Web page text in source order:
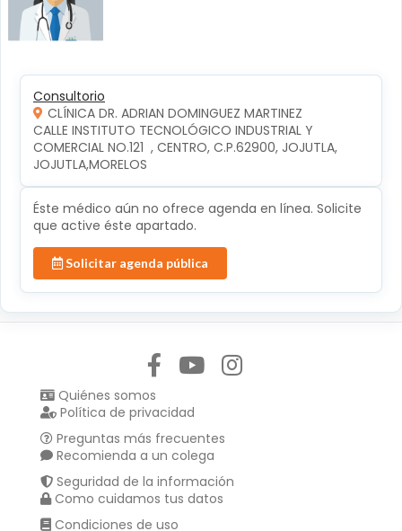
Consultorio
CLÍNICA DR. ADRIAN DOMINGUEZ MARTINEZ
CALLE INSTITUTO TECNOLÓGICO INDUSTRIAL Y
COMERCIAL NO.121  , CENTRO, C.P.62900, JOJUTLA,
JOJUTLA,MORELOS
Éste médico aún no ofrece agenda en línea. Solicite
que active éste apartado.
Solicitar agenda pública
Quiénes somos
Política de privacidad
Preguntas más frecuentes
Recomienda a un colega
Seguridad de la información
Como cuidamos tus datos
Condiciones de uso